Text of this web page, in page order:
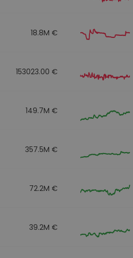
18.8M €
153023.00 €
149.7M €
357.5M €
72.2M €
39.2M €